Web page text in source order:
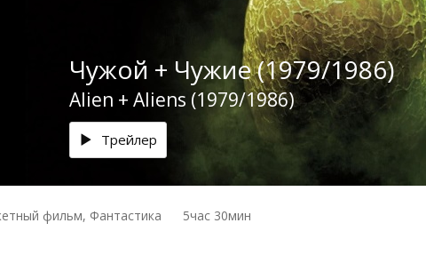
Чужой + Чужие (1979/1986)
Alien + Aliens (1979/1986)
Трейлер
фильм, Фантастика 5час 30мин